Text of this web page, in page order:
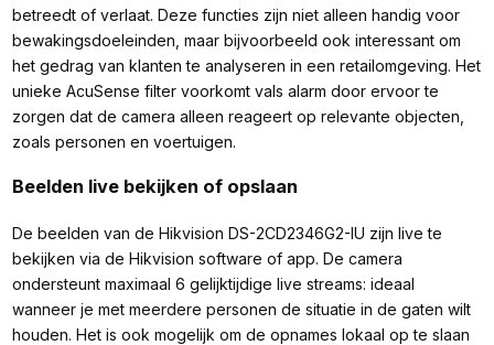
betreedt of verlaat. Deze functies zijn niet alleen handig voor
bewakingsdoeleinden, maar bijvoorbeeld ook interessant om
het gedrag van klanten te analyseren in een retailomgeving. Het
unieke AcuSense filter voorkomt vals alarm door ervoor te
zorgen dat de camera alleen reageert op relevante objecten,
zoals personen en voertuigen.
Beelden live bekijken of opslaan
De beelden van de Hikvision DS-2CD2346G2-IU zijn live te
bekijken via de Hikvision software of app. De camera
ondersteunt maximaal 6 gelijktijdige live streams: ideaal
wanneer je met meerdere personen de situatie in de gaten wilt
houden. Het is ook mogelijk om de opnames lokaal op te slaan